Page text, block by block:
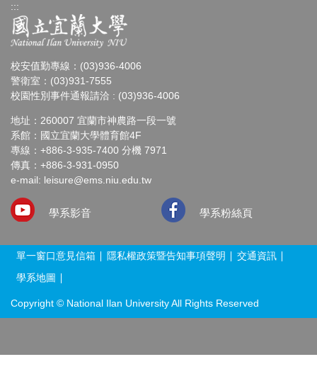
:::
校安值勤專線：(03)936-4006
警衛室：(03)931-7555
校園性別事件通報請洽 : (03)936-4006
地址：260007 宜蘭市神農路一段一號
系館：國立宜蘭大學體育館4F
專線：+886-3-935-7400 分機 7971
傳真：+886-3-931-0950
e-mail: leisure@ems.niu.edu.tw
學系影音 學系粉絲頁
單一窗口意見信箱 隱私權政策暨告知事項聲明
交通資訊
學系地圖
Copyright © National Ilan University All Rights Reserved